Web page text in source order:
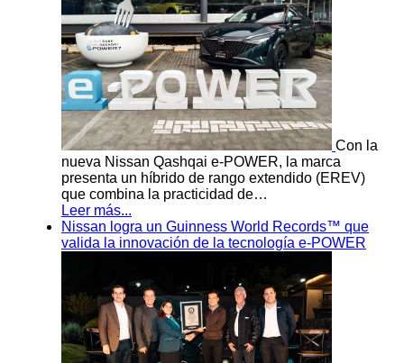
Con la
nueva Nissan Qashqai e-POWER, la marca
presenta un híbrido de rango extendido (EREV)
que combina la practicidad de…
Leer más...
Nissan logra un Guinness World Records™ que
valida la innovación de la tecnología e-POWER